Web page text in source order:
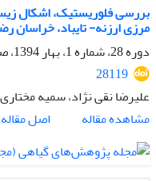
بررسی فلوریستیک، اشکال
مرزی ارزنه- تایباد، خراسان
دوره 28، شماره 1، بهار 1394، صفحه
28119
علیرضا نقی نژاد، سمیه
مشاهده مقاله
اصل مقاله